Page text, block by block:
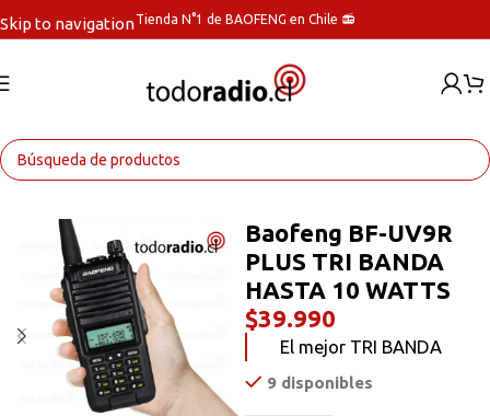
Skip to navigationTienda N°1 de BAOFENG en Chile 📻
Inicio Radios Handys
Baofeng BF-UV9R
PLUS TRI BANDA
HASTA 10 WATTS
$39.990
El mejor TRI BANDA
9 disponibles